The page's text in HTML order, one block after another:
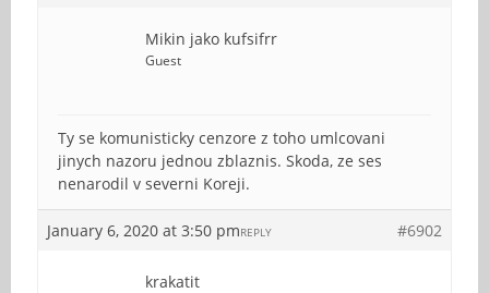
Mikin jako kufsifrr
Guest
Ty se komunisticky cenzore z toho umlcovani
jinych nazoru jednou zblaznis. Skoda, ze ses
nenarodil v severni Koreji.
January 6, 2020 at 3:50 pm #6902
REPLY
krakatit